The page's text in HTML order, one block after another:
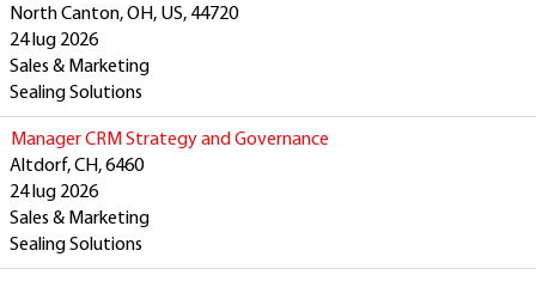
North Canton, OH, US, 44720
24 lug 2026
Sales & Marketing
Sealing Solutions
Manager CRM Strategy and Governance
Altdorf, CH, 6460
24 lug 2026
Sales & Marketing
Sealing Solutions